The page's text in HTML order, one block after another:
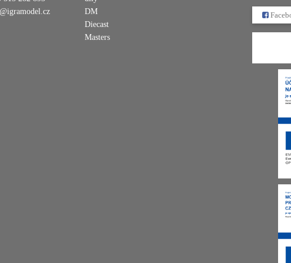
DM
Diecast
Masters